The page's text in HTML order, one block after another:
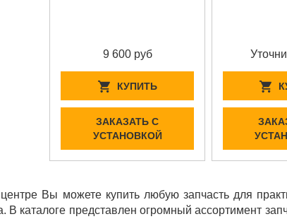
9 600 руб
КУПИТЬ
ЗАКАЗАТЬ С
УСТАНОВКОЙ
Вы можете купить любую запчасть для
В каталоге представлен огромный ассортимент